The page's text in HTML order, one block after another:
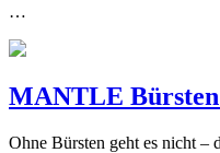
…
MANTLE
Ohne Bürsten geht es nicht